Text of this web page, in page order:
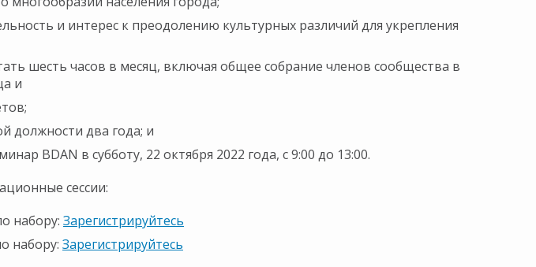
и интерес к преодолению культурных различий для укрепления
шесть часов в месяц, включая общее собрание членов сообщества в
и
должности два года; и
BDAN в субботу, 22 октября 2022 года, с 9:00 до 13:00.
сессии:
набору: Зарегистрируйтесь
набору: Зарегистрируйтесь